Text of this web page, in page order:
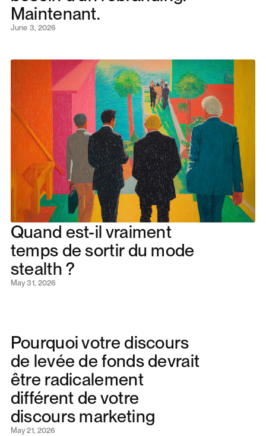
Maintenant.
June 3, 2026
Quand est-il vraiment
temps de sortir du mode
stealth ?
May 31, 2026
Pourquoi votre discours
de levée de fonds devrait
être radicalement
différent de votre
discours marketing
May 21, 2026